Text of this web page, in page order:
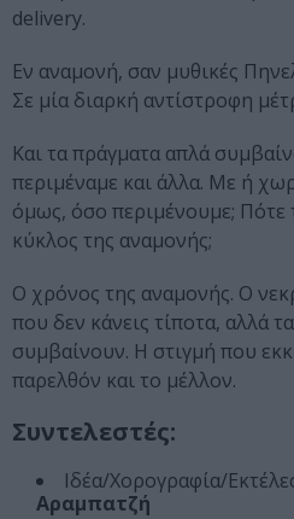
delivery.
Εν αναμονή, σαν μυθικές
Σε μία διαρκή αντίστροφη
Και τα πράγματα απλά
περιμέναμε και άλλα. Με ή
όμως, όσο περιμένουμε; Πότε
κύκλος της αναμονής;
Ο χρόνος της αναμονής. Ο
που δεν κάνεις τίποτα, αλλά
συμβαίνουν. Η στιγμή που
παρελθόν και το μέλλον.
Συντελεστές:
Ιδέα/Χορογραφία/
Αραμπατζή